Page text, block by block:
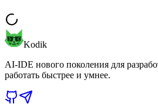
Kodik
AI-IDE нового поколения для
работать быстрее и умнее.